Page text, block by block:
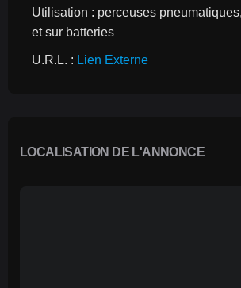
Utilisation : perceuses
et sur batteries
U.R.L. : Lien Externe
LOCALISATION DE L'ANNONCE